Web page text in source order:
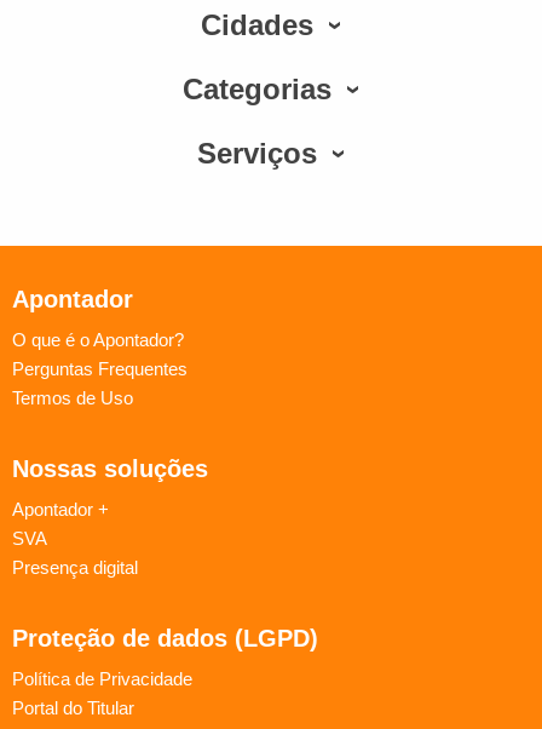
Cidades
Categorias
Serviços
Apontador
O que é o Apontador?
Perguntas Frequentes
Termos de Uso
Nossas soluções
Apontador +
SVA
Presença digital
Proteção de dados (LGPD)
Política de Privacidade
Portal do Titular